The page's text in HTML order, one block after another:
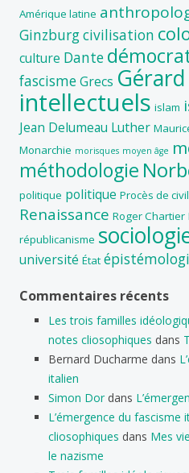
Amérique latine
Ginzburgcivilisation
culture Dante
fascismeGrecs
intellectuels islam
Jean Delumeau Luther
Monarchie morisques moyen âge
méthodologie
politique politique Procès de
Renaissance Roger Chartier
républicanisme
université État
Commentaires récents
Les trois familles
notes cliosophiques dans
Bernard Ducharme dans
italien
Simon Dor dans
L’émergence du
cliosophiques dans Mes
le nazisme